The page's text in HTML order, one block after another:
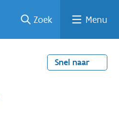
Zoek Menu
Snel naar